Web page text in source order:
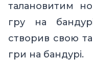
талановитим
гру на
створив свою
гри на бандурі.